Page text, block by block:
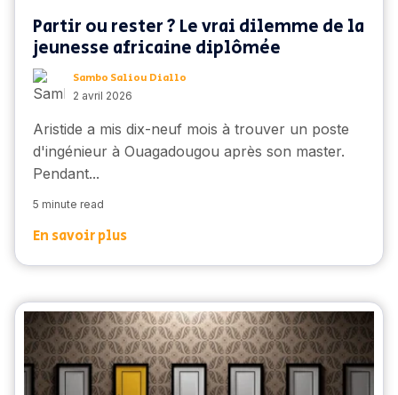
Partir ou rester ? Le vrai dilemme de la
jeunesse africaine diplômée
Sambo Saliou Diallo
2 avril 2026
Aristide a mis dix-neuf mois à trouver un poste
d'ingénieur à Ouagadougou après son master.
Pendant...
5 minute read
En savoir plus